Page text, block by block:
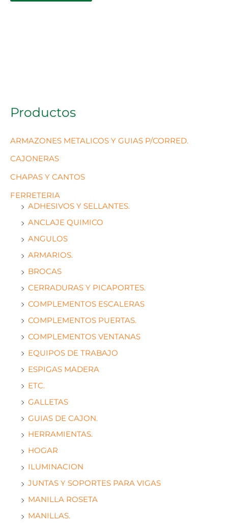
Productos
ARMAZONES METALICOS Y GUIAS P/CORRED.
CAJONERAS
CHAPAS Y CANTOS
FERRETERIA
ADHESIVOS Y SELLANTES.
ANCLAJE QUIMICO
ANGULOS
ARMARIOS.
BROCAS
CERRADURAS Y PICAPORTES.
COMPLEMENTOS ESCALERAS
COMPLEMENTOS PUERTAS.
COMPLEMENTOS VENTANAS
EQUIPOS DE TRABAJO
ESPIGAS MADERA
ETC.
GALLETAS
GUIAS DE CAJON.
HERRAMIENTAS.
HOGAR
ILUMINACION
JUNTAS Y SOPORTES PARA VIGAS
MANILLA ROSETA
MANILLAS.